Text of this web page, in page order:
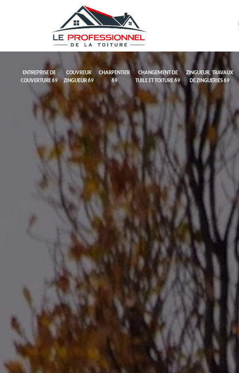
ENTREPRISE DE
COUVERTURE 69
COUVREUR
ZINGUEUR 69
CHARPENTIER
69
CHANGEMENT DE
TUILE ET TOITURE 69
ZINGUEUR, TRAVAUX
DE ZINGUERIES 69